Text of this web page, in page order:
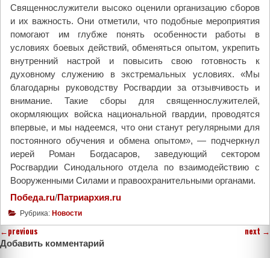
Священнослужители высоко оценили организацию сборов
и их важность. Они отметили, что подобные мероприятия
помогают им глубже понять особенности работы в
условиях боевых действий, обменяться опытом, укрепить
внутренний настрой и повысить свою готовность к
духовному служению в экстремальных условиях. «Мы
благодарны руководству Росгвардии за отзывчивость и
внимание. Такие сборы для священнослужителей,
окормляющих войска национальной гвардии, проводятся
впервые, и мы надеемся, что они станут регулярными для
постоянного обучения и обмена опытом», — подчеркнул
иерей Роман Богдасаров, заведующий сектором
Росгвардии Синодального отдела по взаимодействию с
Вооруженными Силами и правоохранительными органами.
Победа.ru/Патриархия.ru
Рубрика: Новости
←previous next →
Добавить комментарий